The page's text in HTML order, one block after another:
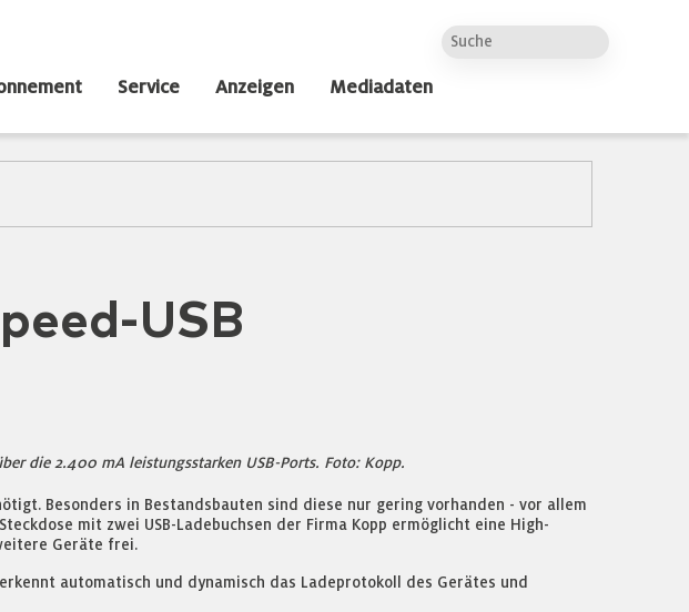
Service Anzeigen Mediadaten
USB
die 2.400 mA leistungsstarken USB-Ports. Foto: Kopp.
Besonders in Bestandsbauten sind diese nur gering vorhanden - vor allem
mit zwei USB-Ladebuchsen der Firma Kopp ermöglicht eine High-
Geräte frei.
automatisch und dynamisch das Ladeprotokoll des Gerätes und